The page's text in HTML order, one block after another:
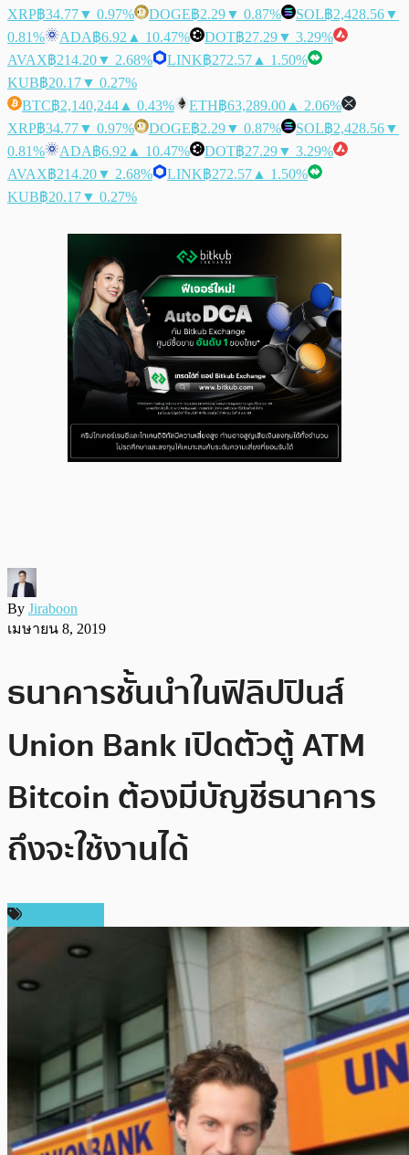
XRP฿34.77▼ 0.97% DOGE฿2.29▼ 0.87% SOL฿2,428.56▼
0.81%
ADA฿6.92 ▲ 10.47% DOT฿27.29▼ 3.29%
AVAX฿214.20▼ 2.68% LINK฿272.57 ▲ 1.50%
KUB฿20.17▼ 0.27%
BTC฿2,140,244 ▲ 0.43% ETH฿63,289.00 ▲ 2.06%
XRP฿34.77▼ 0.97% DOGE฿2.29▼ 0.87% SOL฿2,428.56▼
0.81%
ADA฿6.92 ▲ 10.47% DOT฿27.29▼ 3.29%
AVAX฿214.20▼ 2.68% LINK฿272.57 ▲ 1.50%
KUB฿20.17▼ 0.27%
By Jiraboon
เมษายน 8, 2019
ธนาคารชั้นนำในฟิลิปปินส์
Union Bank เปิดตัวตู้ ATM
Bitcoin ต้องมีบัญชีธนาคาร
ถึงจะใช้งานได้